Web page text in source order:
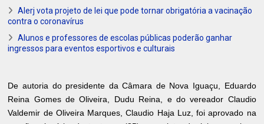
Alerj vota projeto de lei que pode tornar obrigatória a vacinação
contra o coronavírus
Alunos e professores de escolas públicas poderão ganhar
ingressos para eventos esportivos e culturais
De autoria do presidente da Câmara de Nova Iguaçu, Eduardo
Reina Gomes de Oliveira, Dudu Reina, e do vereador Claudio
Valdemir de Oliveira Marques, Claudio Haja Luz, foi aprovado na